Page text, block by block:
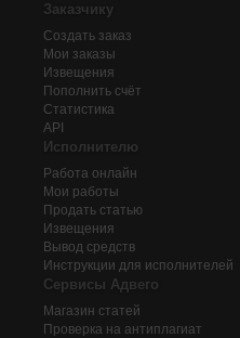
Заказчику
Создать заказ
Мои заказы
Извещения
Пополнить счёт
Статистика
API
Исполнителю
Работа онлайн
Мои работы
Продать статью
Извещения
Вывод средств
Инструкции для исполнителей
Сервисы Адвего
Магазин статей
Проверка на антиплагиат